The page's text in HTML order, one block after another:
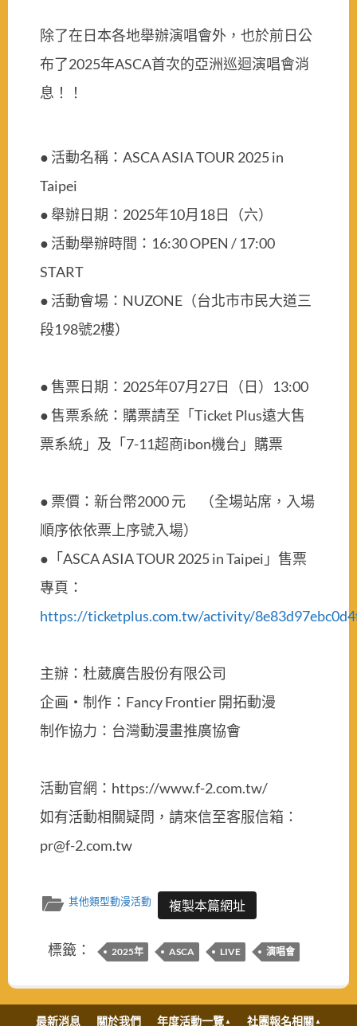
除了在日本各地舉辦演唱會外，也於前日公
布了2025年ASCA首次的亞洲巡迴演唱會消
息！！
● 活動名稱：ASCA ASIA TOUR 2025 in
Taipei
● 舉辦日期：2025年10月18日（六）
● 活動舉辦時間：16:30 OPEN / 17:00
START
● 活動會場：NUZONE（台北市市民大道三
段198號2樓）
● 售票日期：2025年07月27日（日）13:00
● 售票系統：購票請至「Ticket Plus遠大售
票系統」及「7-11超商ibon機台」購票
● 票價：新台幣2000 元 （全場站席，入場
順序依依票上序號入場）
●「ASCA ASIA TOUR 2025 in Taipei」售票
專頁：
https://ticketplus.com.tw/activity/
主辦：杜葳廣告股份有限公司
企画・制作：Fancy Frontier 開拓動漫
制作協力：台灣動漫畫推廣協會
活動官網：https://www.f-2.com.tw/
如有活動相關疑問，請來信至客服信箱：
pr@f-2.com.tw
其他類型動漫活動 複製本篇網址
標籤： 2025年 ASCA LIVE 演唱會
最新消息 關於我們 年度活動一覽 社團報名相關